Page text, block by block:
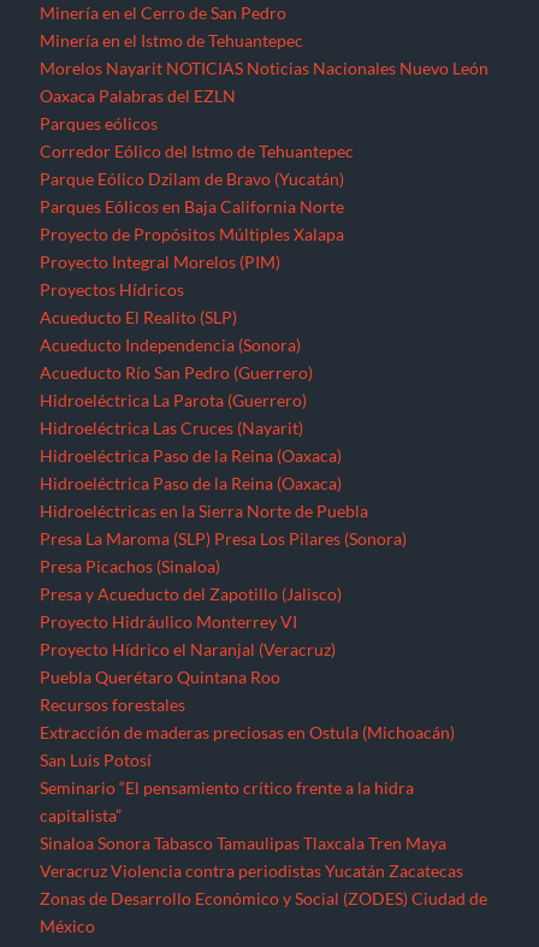
Minería en el Cerro de San Pedro
Minería en el Istmo de Tehuantepec
Morelos Nayarit NOTICIAS Noticias Nacionales Nuevo León
Oaxaca Palabras del EZLN
Parques eólicos
Corredor Eólico del Istmo de Tehuantepec
Parque Eólico Dzilam de Bravo (Yucatán)
Parques Eólicos en Baja California Norte
Proyecto de Propósitos Múltiples Xalapa
Proyecto Integral Morelos (PIM)
Proyectos Hídricos
Acueducto El Realito (SLP)
Acueducto Independencia (Sonora)
Acueducto Río San Pedro (Guerrero)
Hidroeléctrica La Parota (Guerrero)
Hidroeléctrica Las Cruces (Nayarit)
Hidroeléctrica Paso de la Reina (Oaxaca)
Hidroeléctrica Paso de la Reina (Oaxaca)
Hidroeléctricas en la Sierra Norte de Puebla
Presa La Maroma (SLP) Presa Los Pilares (Sonora)
Presa Picachos (Sinaloa)
Presa y Acueducto del Zapotillo (Jalisco)
Proyecto Hidráulico Monterrey VI
Proyecto Hídrico el Naranjal (Veracruz)
Puebla Querétaro Quintana Roo
Recursos forestales
Extracción de maderas preciosas en Ostula (Michoacán)
San Luis Potosí
Seminario “El pensamiento crítico frente a la hidra
capitalista”
Sinaloa Sonora Tabasco Tamaulipas Tlaxcala Tren Maya
Veracruz Violencia contra periodistas Yucatán Zacatecas
Zonas de Desarrollo Económico y Social (ZODES) Ciudad de
México